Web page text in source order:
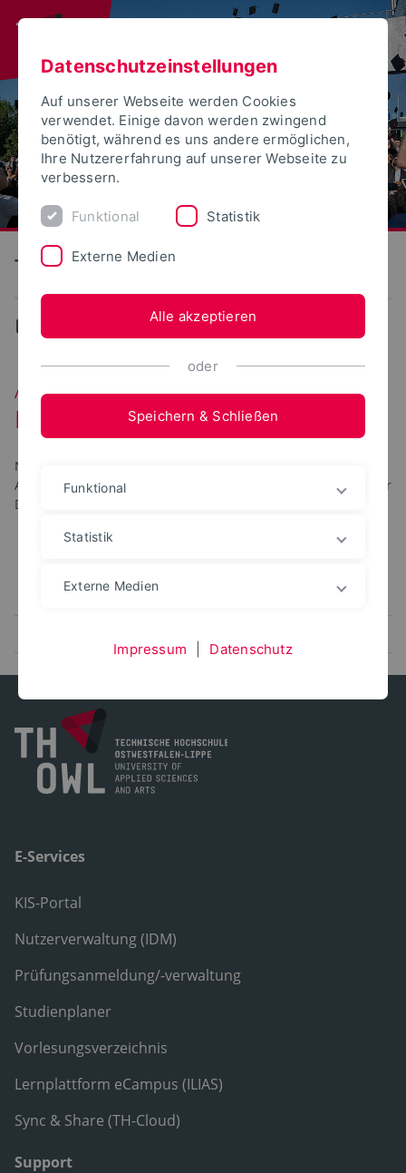
Technische Hochschule Ostwestfalen-Lippe
Auslandsangebote - Erasmus+ Mobilität
Auslandsangebote - Erasmus+
Mobilität
Nachfolgend finden Sie verschiedene Optionen für
Auslandsaufenthalte im Rahmen der Erasmus+ Förderung für
DozentInnen als auch für Beschäftigte der TH OWL.
Weiterbildung
E-Services
KIS-Portal
Nutzerverwaltung (IDM)
Prüfungsanmeldung/-verwaltung
Studienplaner
Vorlesungsverzeichnis
Lernplattform eCampus (ILIAS)
Sync & Share (TH-Cloud)
Support
Datenschutzeinstellungen
Auf unserer Webseite werden Cookies
verwendet. Einige davon werden zwingend
benötigt, während es uns andere ermöglichen,
Ihre Nutzererfahrung auf unserer Webseite zu
verbessern.
Funktional Statistik
Externe Medien
Alle akzeptieren
oder
Speichern & Schließen
Funktional
Statistik
Externe Medien
Impressum Datenschutz